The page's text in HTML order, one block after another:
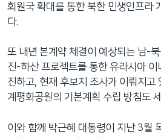
회원국 확대를 통한 북한 민생인프라
다.
또 내년 본계약 체결이 예상되는 남-
진-하산 프로젝트를 통한 유라시아
진하고, 현재 후보지 조사가 이뤄지고
계평화공원의 기본계획 수립 방침도
이와 함께 박근혜 대통령이 지난 3월